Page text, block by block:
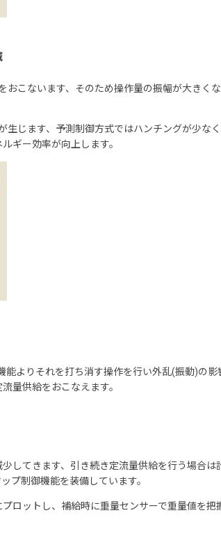
こないます、そのため操作量の振幅が大きく
じます、予測制御方式ではハンチングが少な
ギー効率が向上します。
よりそれを打ち消す操作を行い外乱(振動)の
量供給をおこなえます。
してきます、引き続き定流量供給を行う場合は
プ制御機能を装備しています。
ロットし、補給時に重量センサーで重量値を把